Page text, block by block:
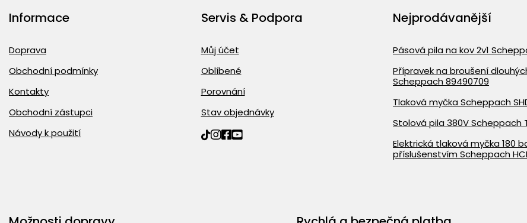
Informace
Doprava
Obchodní podmínky
Kontakty
Obchodní zástupci
Návody k použití
Servis & Podpora
Můj účet
Oblíbené
Porovnání
Stav objednávky
Nejprodávanější
Pásová pila na kov 2v1
Přípravek na broušení
Scheppach 89490709
Tlaková myčka Scheppach
Stolová pila 380V Scheppach
Elektrická tlaková myčka 180
příslušenstvím Scheppach